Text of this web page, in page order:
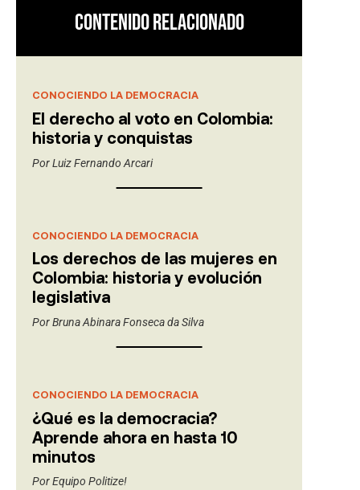
Contenido relacionado
CONOCIENDO LA DEMOCRACIA
El derecho al voto en Colombia:
historia y conquistas
PorLuiz Fernando Arcari
CONOCIENDO LA DEMOCRACIA
Los derechos de las mujeres en
Colombia: historia y evolución
legislativa
PorBruna Abinara Fonseca da Silva
CONOCIENDO LA DEMOCRACIA
¿Qué es la democracia?
Aprende ahora en hasta 10
minutos
PorEquipo Politize!